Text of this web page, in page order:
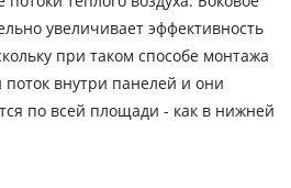
увеличивает эффективность
при таком способе монтажа
поток внутри панелей и они
по всей площади - как в нижней